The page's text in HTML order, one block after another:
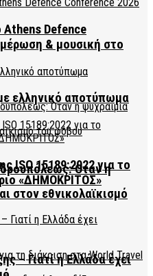
& μουσική στο
Όταν η
στον εθνικολαϊκισμό
Defence
ελληνικό αποτύπωμα
ISO 15189:2022 για το
«ΔΗΜΟΚΡΙΤΟΣ»
– Γιατί η Ελλάδα έχει